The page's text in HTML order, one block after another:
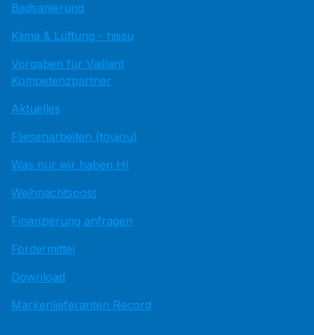
Badsanierung
Klima & Lüftung - hissu
Vorgaben für Vaillant
Kompetenzpartner
Aktuelles
Fliesenarbeiten (toujou)
Was nur wir haben HI
Weihnachtspost
Finanzierung anfragen
Fördermittel
Download
Markenlieferanten Record